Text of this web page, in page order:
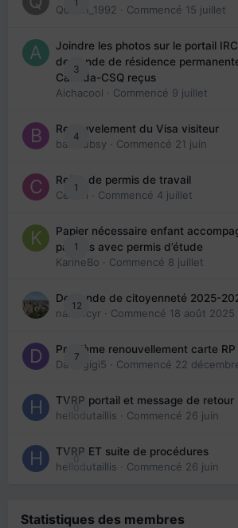
Queen_1992 · Commencé 15 juillet
3
Joindre les photos sur le portail
demande de résidence
Canada-CSQ reçus
Aichacool · Commencé 9 juillet
4
Renouvelement du Visa visiteur
babibubsy · Commencé 21 juin
1
Refus de permis de travail
Cedbri · Commencé 4 juillet
1
Papier nécessaire enfant
parents avec permis d’étude
KarineBo · Commencé 8 juillet
12
Demande de citoyenneté 2025-
nanancyr · Commencé 18 août 2025
7
Problème renouvellement carte RP
Davidgigi5 · Commencé 22
0
TVRP portail et message de retour
hellodutaillis · Commencé 26 juin
0
TVRP ET suite de procédures
hellodutaillis · Commencé 26 juin
Statistiques des membres